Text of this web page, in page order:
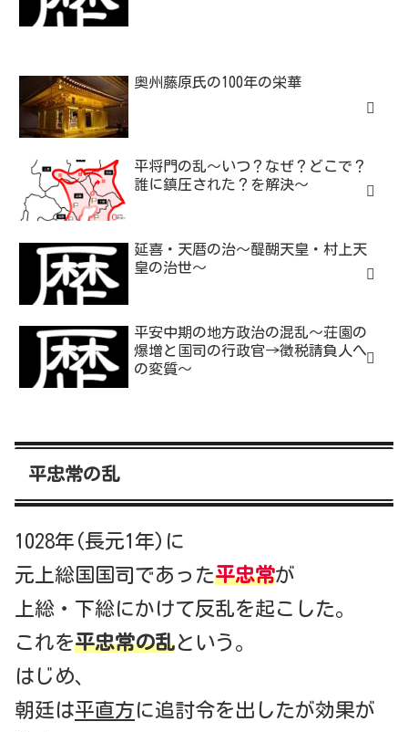
奥州藤原氏の100年の栄華
平将門の乱～いつ？なぜ？どこで？
誰に鎮圧された？を解決～
延喜・天暦の治～醍醐天皇・村上天
皇の治世～
平安中期の地方政治の混乱～荘園の
爆増と国司の行政官→徴税請負人へ
の変質～
平忠常の乱
1028年(長元1年)に
元上総国国司であった平忠常が
上総・下総にかけて反乱を起こした。
これを平忠常の乱という。
はじめ、
朝廷は平直方に追討令を出したが効果が